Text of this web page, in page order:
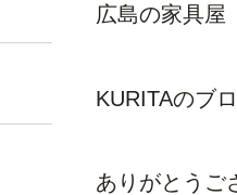
広島の家具屋
KURITAのブ
ありがとうご